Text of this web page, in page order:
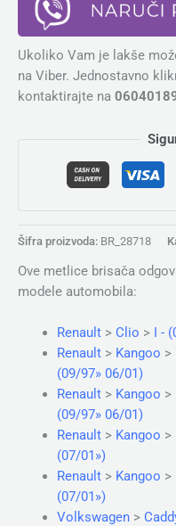
Ukoliko Vam je lakše
na Viber. Jednostavno
kontaktirajte na
Šifra proizvoda: BR_28718
Ove metlice brisača
modele automobila:
Renault> Clio > I -
Renault> Kangoo >
(09/97» 06/01)
Renault> Kangoo >
(09/97» 06/01)
Renault> Kangoo >
(07/01»)
Renault> Kangoo >
(07/01»)
Volkswagen>